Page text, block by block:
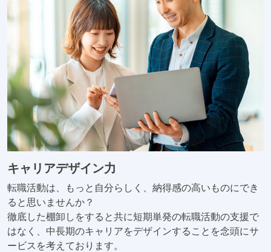
キャリアデザイン力
転職活動は、もっと自分らしく、納得感の高いものにでき
ると思いませんか？
徹底した棚卸しをすると共に短期単発の転職活動の支援で
はなく、中長期のキャリアをデザインすることを念頭にサ
ービスを考えております。